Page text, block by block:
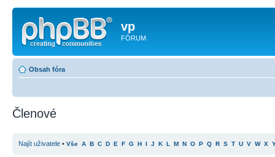
vp
FÓRUM
Obsah fóra
Členové
Najít uživatele • Vše A B C D E F G H I J K L M N O P Q R S T U V W X